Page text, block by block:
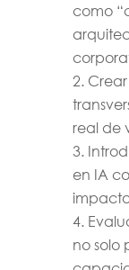
como
real de
en IA
no solo